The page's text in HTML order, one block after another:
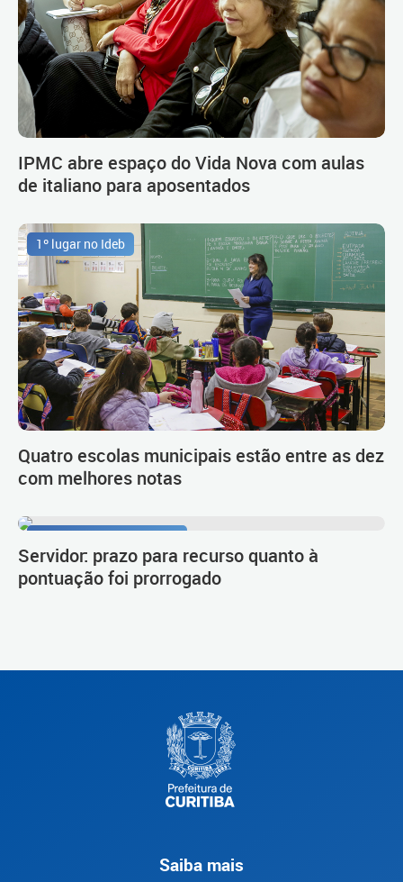
IPMC abre espaço do Vida Nova com aulas
de italiano para aposentados
1º lugar no Ideb
Quatro escolas municipais estão entre as dez
com melhores notas
Servidor: prazo para recurso quanto à
pontuação foi prorrogado
Saiba mais